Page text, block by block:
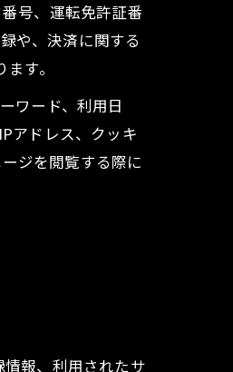
号、運転免許証番
や、決済に関する
す。
ワード、利用日
アドレス、クッキ
ジを閲覧する際に
報、利用されたサ